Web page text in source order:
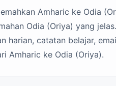
Amharic ke Odia
Odia (Oriya) yang jelas.
harian, catatan belajar,
Amharic ke Odia (Oriya).